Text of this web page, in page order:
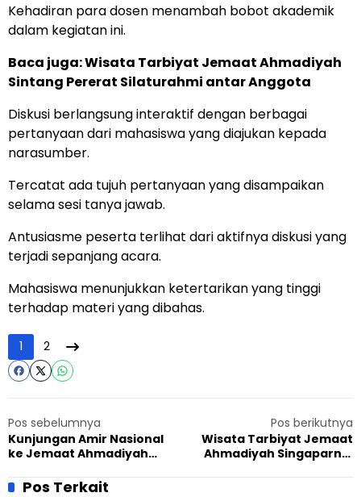
Kehadiran para dosen menambah bobot akademik
dalam kegiatan ini.
Baca juga:Wisata Tarbiyat Jemaat Ahmadiyah
Sintang Pererat Silaturahmi antar Anggota
Diskusi berlangsung interaktif dengan berbagai
pertanyaan dari mahasiswa yang diajukan kepada
narasumber.
Tercatat ada tujuh pertanyaan yang disampaikan
selama sesi tanya jawab.
Antusiasme peserta terlihat dari aktifnya diskusi yang
terjadi sepanjang acara.
Mahasiswa menunjukkan ketertarikan yang tinggi
terhadap materi yang dibahas.
1 2
Pos sebelumnya
Kunjungan Amir Nasional
ke Jemaat Ahmadiyah
Penguatan Rabtah
Pos berikutnya
Wisata Tarbiyat Jemaat
Ahmadiyah Singaparna,
Keluarga dan
Pos Terkait